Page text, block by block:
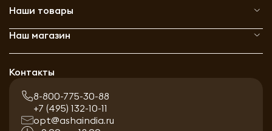
Наши товары
Наш магазин
Контакты
8-800-775-30-88
+7 (495) 132-10-11
opt@ashaindia.ru